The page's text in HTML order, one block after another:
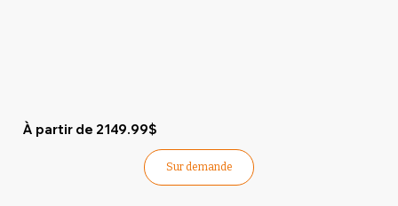
À partir de 2149.99$
Sur demande